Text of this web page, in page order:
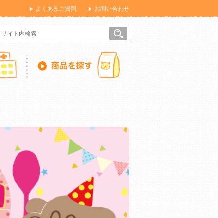
よくあるご質問 お問い合わせ